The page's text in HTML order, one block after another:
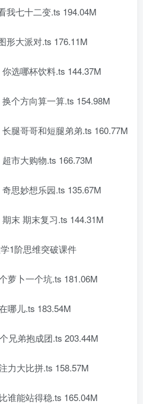
七十二变.ts 194.04M
大派对.ts 176.11M
哪杯饮料.ts 144.37M
方向算一算.ts 154.98M
哥哥和短腿弟弟.ts 160.77M
大购物.ts 166.73M
妙想乐园.ts 135.67M
期末复习.ts 144.31M
阶思维突破课件
卜一个坑.ts 181.06M
儿.ts 183.54M
弟抱成团.ts 203.44M
大比拼.ts 158.57M
能站得稳.ts 165.04M